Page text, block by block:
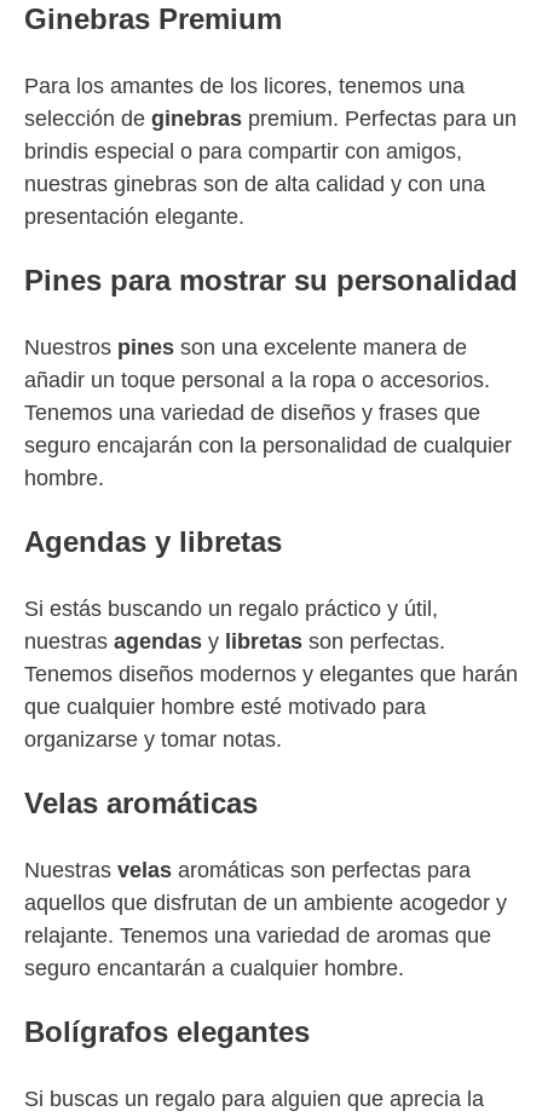
Ginebras Premium
Para los amantes de los licores, tenemos una
selección de ginebras premium. Perfectas para un
brindis especial o para compartir con amigos,
nuestras ginebras son de alta calidad y con una
presentación elegante.
Pines para mostrar su personalidad
Nuestros pines son una excelente manera de
añadir un toque personal a la ropa o accesorios.
Tenemos una variedad de diseños y frases que
seguro encajarán con la personalidad de cualquier
hombre.
Agendas y libretas
Si estás buscando un regalo práctico y útil,
nuestras agendas y libretas son perfectas.
Tenemos diseños modernos y elegantes que harán
que cualquier hombre esté motivado para
organizarse y tomar notas.
Velas aromáticas
Nuestras velas aromáticas son perfectas para
aquellos que disfrutan de un ambiente acogedor y
relajante. Tenemos una variedad de aromas que
seguro encantarán a cualquier hombre.
Bolígrafos elegantes
Si buscas un regalo para alguien que aprecia la